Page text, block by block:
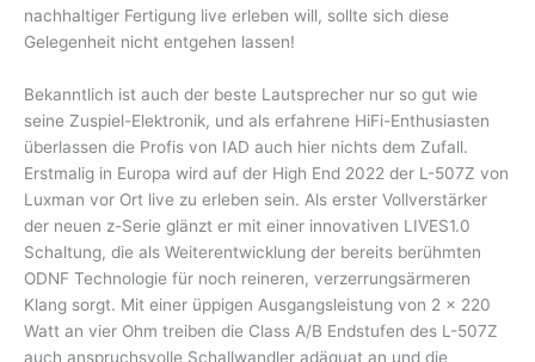
nachhaltiger Fertigung live erleben will, sollte sich diese
Gelegenheit nicht entgehen lassen!
Bekanntlich ist auch der beste Lautsprecher nur so gut wie
seine Zuspiel-Elektronik, und als erfahrene HiFi-Enthusiasten
überlassen die Profis von IAD auch hier nichts dem Zufall.
Erstmalig in Europa wird auf der High End 2022 der L-507Z von
Luxman vor Ort live zu erleben sein. Als erster Vollverstärker
der neuen z-Serie glänzt er mit einer innovativen LIVES1.0
Schaltung, die als Weiterentwicklung der bereits berühmten
ODNF Technologie für noch reineren, verzerrungsärmeren
Klang sorgt. Mit einer üppigen Ausgangsleistung von 2 x 220
Watt an vier Ohm treiben die Class A/B Endstufen des L-507Z
auch anspruchsvolle Schallwandler adäquat an und die